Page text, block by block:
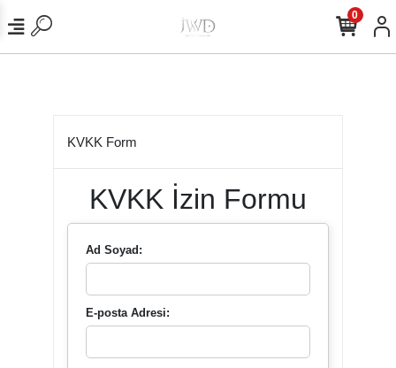
0
KVKK Form
KVKK İzin Formu
Ad Soyad:
E-posta Adresi: